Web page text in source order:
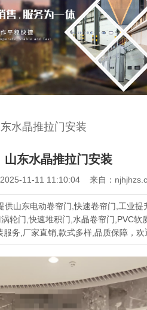
水晶推拉门安装
山东水晶推拉门安装
2025-11-11 11:10:04 来自：
供山东电动卷帘门,快速卷帘门,工业提
轮门,快速堆积门,水晶卷帘门,PVC软
务,厂家直销,款式多样,品质保障，欢